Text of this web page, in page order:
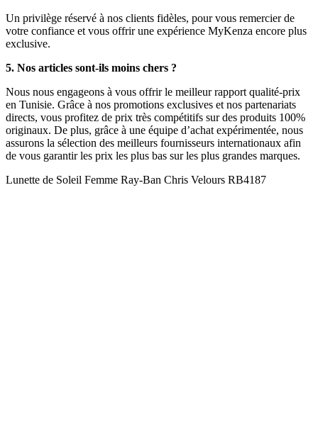
Un privilège réservé à nos clients fidèles, pour vous remercier de
votre confiance et vous offrir une expérience MyKenza encore plus
exclusive.
5. Nos articles sont-ils moins chers ?
Nous nous engageons à vous offrir le meilleur rapport qualité-prix
en Tunisie. Grâce à nos promotions exclusives et nos partenariats
directs, vous profitez de prix très compétitifs sur des produits 100%
originaux. De plus, grâce à une équipe d’achat expérimentée, nous
assurons la sélection des meilleurs fournisseurs internationaux afin
de vous garantir les prix les plus bas sur les plus grandes marques.
Lunette de Soleil Femme Ray-Ban Chris Velours RB4187